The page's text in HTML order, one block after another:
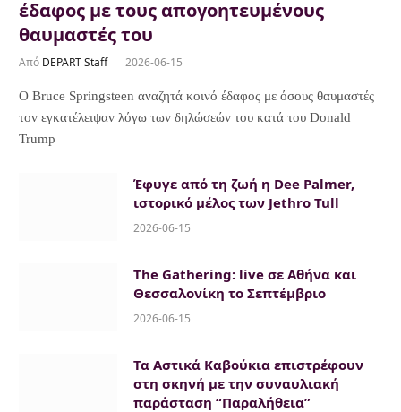
έδαφος με τους απογοητευμένους
θαυμαστές του
Από DEPART Staff 2026-06-15
Ο Bruce Springsteen αναζητά κοινό έδαφος με όσους θαυμαστές
τον εγκατέλειψαν λόγω των δηλώσεών του κατά του Donald
Trump
Έφυγε από τη ζωή η Dee Palmer,
ιστορικό μέλος των Jethro Tull
2026-06-15
The Gathering: live σε Αθήνα και
Θεσσαλονίκη το Σεπτέμβριο
2026-06-15
Τα Αστικά Καβούκια επιστρέφουν
στη σκηνή με την συναυλιακή
παράσταση “Παραλήθεια”